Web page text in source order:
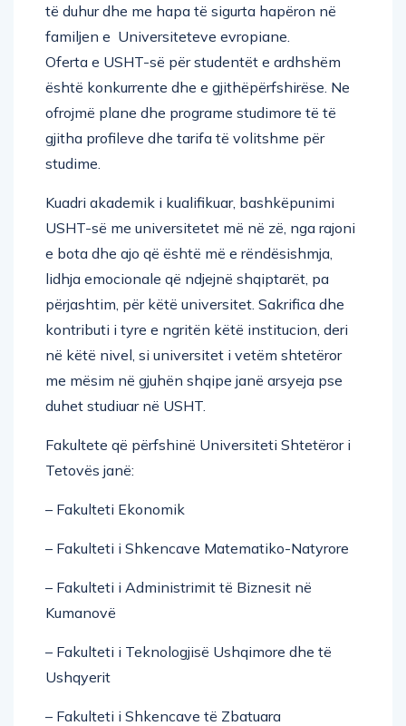
të duhur dhe me hapa të sigurta hapëron në
familjen e Universiteteve evropiane.
Oferta e USHT-së për studentët e ardhshëm
është konkurrente dhe e gjithëpërfshirëse. Ne
ofrojmë plane dhe programe studimore të të
gjitha profileve dhe tarifa të volitshme për
studime.
Kuadri akademik i kualifikuar, bashkëpunimi
USHT-së me universitetet më në zë, nga rajoni
e bota dhe ajo që është më e rëndësishmja,
lidhja emocionale që ndjejnë shqiptarët, pa
përjashtim, për këtë universitet. Sakrifica dhe
kontributi i tyre e ngritën këtë institucion, deri
në këtë nivel, si universitet i vetëm shtetëror
me mësim në gjuhën shqipe janë arsyeja pse
duhet studiuar në USHT.
Fakultete që përfshinë Universiteti Shtetëror i
Tetovës janë:
– Fakulteti Ekonomik
– Fakulteti i Shkencave Matematiko-Natyrore
– Fakulteti i Administrimit të Biznesit në
Kumanovë
– Fakulteti i Teknologjisë Ushqimore dhe të
Ushqyerit
– Fakulteti i Shkencave të Zbatuara